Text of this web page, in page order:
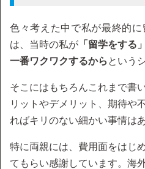
色々考えた中で私が最終的
は、当時の私が 「留学をする
一番ワクワクするから という
そこにはもちろんこれまで書
リットやデメリット、期待や
ればキリのない細かい事情は
特に両親には、費用面をはじ
てもらい感謝しています。海